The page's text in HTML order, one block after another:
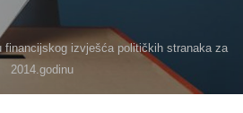
financijskog izvješća političkih stranaka za
2014.godinu